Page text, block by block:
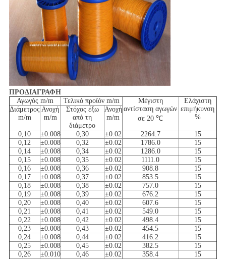
ΠΡΟΔΙΑΓΡΑΦΗ
Αγωγός m/m
Τελικό προϊόν m/m
Μέγιστη
αντίσταση αγωγών
σε 20 ℃
Ελάχιστη
επιμήκυνση
%
Διάμετρος
m/m
Ανοχή
m/m
Στόχος έξω
από τη
διάμετρο
Ανοχή
m/m
0,10 ±0.008 0,30 ±0.02 2264.7
15
0,12
±0.008 0,32 ±0.02 1786.0
15
0,14
±0.008 0,34 ±0.02 1286.0
15
0,15
±0.008 0,35 ±0.02 1111.0
15
0,16
±0.008 0,36 ±0.02 908.8
15
0,17
±0.008 0,37 ±0.02 853.5
15
0,18
±0.008 0,38 ±0.02 757.0
15
0,19
±0.008 0,39 ±0.02 676.2
15
0,20
±0.008 0,40 ±0.02 607.6
15
0,21
±0.008 0,41 ±0.02 549.0
15
0,22
±0.008 0,42 ±0.02 498.4
15
0,23
±0.008 0,43 ±0.02 454.5
15
0,24
±0.008 0,44 ±0.02 416.2
15
0,25
±0.008 0,45 ±0.02 382.5
15
0,26
±0.010 0,46 ±0.02 358.4
15